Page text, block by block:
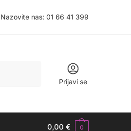
Nazovite nas: 01 66 41 399
Prijavi se
0,00€ 0